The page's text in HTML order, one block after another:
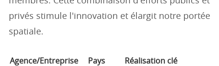
privés stimule l'innovation et élargit notre portée
spatiale.
Agence/Entreprise Pays Réalisation clé